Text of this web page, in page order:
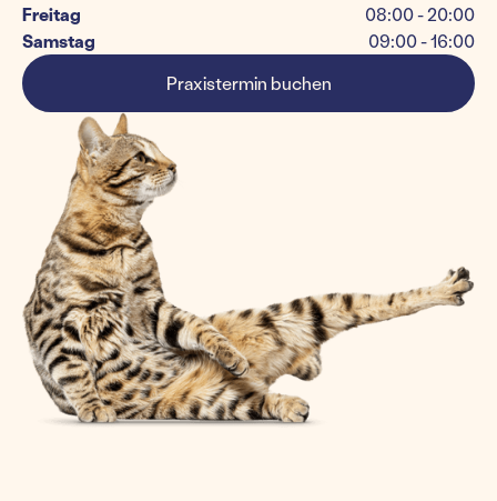
Freitag
08:00 - 20:00
Samstag
09:00 - 16:00
Praxistermin buchen